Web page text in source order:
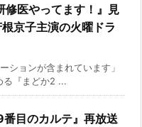
修医やってます！』見
京子主演の火曜ドラ
ションが含まれています」
る『まどか2 ...
番目のカルテ』再放送